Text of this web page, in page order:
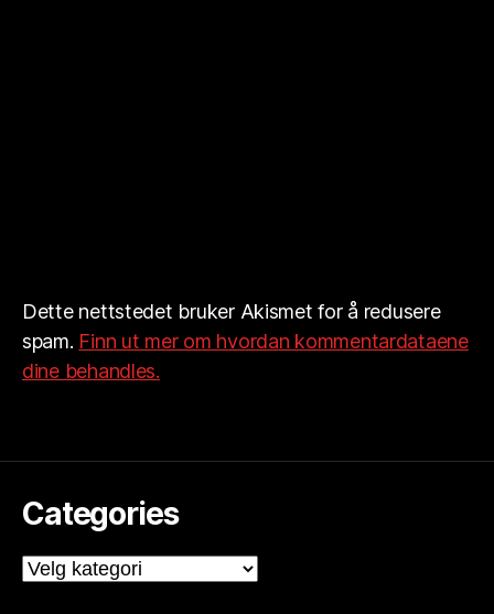
Dette nettstedet bruker Akismet for å redusere
spam. Finn ut mer om hvordan kommentardataene
dine behandles.
Categories
Categories